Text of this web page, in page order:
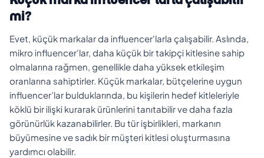
mi?
Evet, küçük markalar da influencer'larla çalışabilir. Aslında,
mikro influencer'lar, daha küçük bir takipçi kitlesine sahip
olmalarına rağmen, genellikle daha yüksek etkileşim
oranlarına sahiptirler. Küçük markalar, bütçelerine uygun
influencer’lar bulduklarında, bu kişilerin hedef kitleleriyle
köklü bir ilişki kurarak ürünlerini tanıtabilir ve daha fazla
görünürlük kazanabilirler. Bu tür işbirlikleri, markanın
büyümesine ve sadık bir müşteri kitlesi oluşturmasına
yardımcı olabilir.